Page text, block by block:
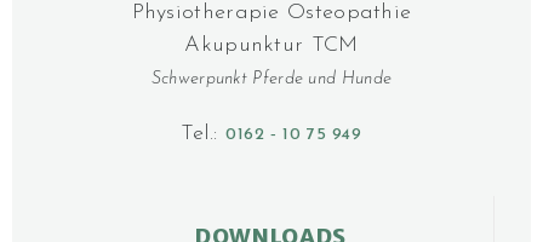
Physiotherapie Osteo­pathie
Akupunktur TCM
Schwerpunkt Pferde und Hunde
Tel.:0162 ‑ 10 75 949